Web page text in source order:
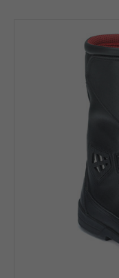
About us
Lorem ipsum dolor
Aenean commodo
sociis natoque
nascetur ridiculus